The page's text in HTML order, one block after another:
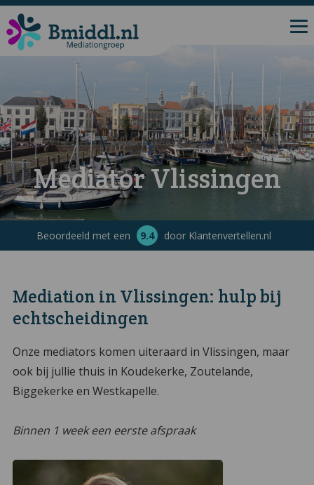
Mediator Vlissingen
Beoordeeld met een 9.4 door Klantenvertellen.nl
Mediation in Vlissingen: hulp bij
echtscheidingen
Onze mediators komen uiteraard in Vlissingen, maar
ook bij jullie thuis in Koudekerke, Zoutelande,
Biggekerke en Westkapelle.
Binnen 1 week een eerste afspraak